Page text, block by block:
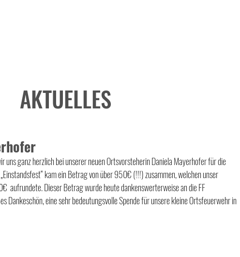
AKTUELLES
uns ganz herzlich bei unserer neuen Ortsvorsteherin Daniela Mayerhoferfür die
kam ein Betrag von über 950€ (!!!) zusammen, welchen unser
aufrundete. Dieser Betrag wurde heute dankenswerterweise an die FF
Dankeschön, eine sehr bedeutungsvolle Spende für unsere kleine Ortsfeuerwehr in